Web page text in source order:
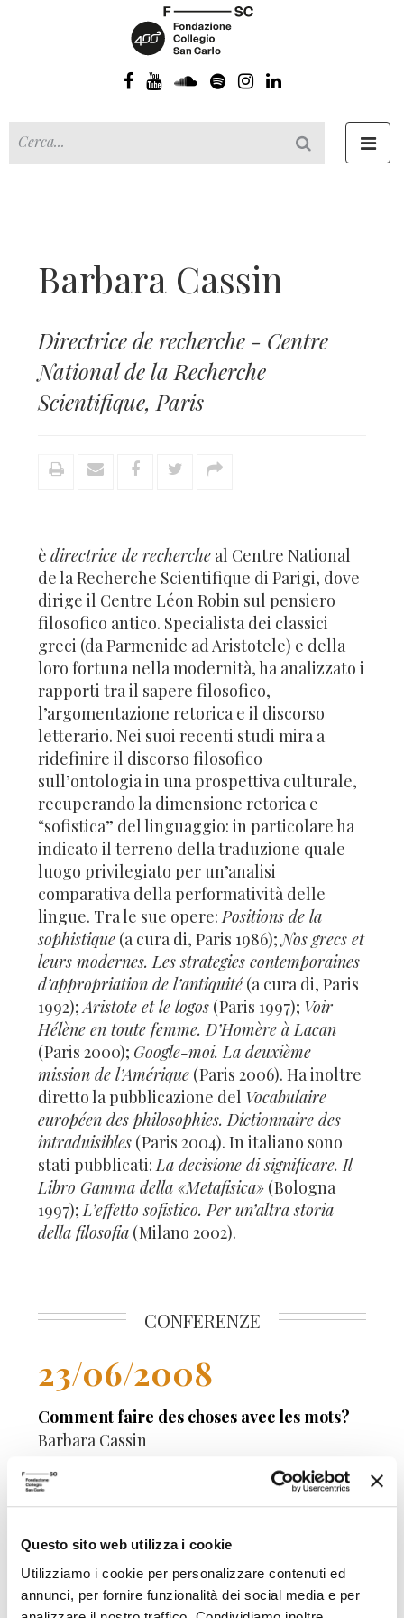
Questo sito web utilizza i cookie
Utilizziamo i cookie per personalizzare contenuti ed
annunci, per fornire funzionalità dei social media e per
Barbara Cassin
Directrice de recherche - Centre
National de la Recherche
Scientifique, Paris
è directrice de recherche al Centre National
de la Recherche Scientifique di Parigi, dove
dirige il Centre Léon Robin sul pensiero
filosofico antico. Specialista dei classici
greci (da Parmenide ad Aristotele) e della
loro fortuna nella modernità, ha analizzato i
rapporti tra il sapere filosofico,
l’argomentazione retorica e il discorso
letterario. Nei suoi recenti studi mira a
ridefinire il discorso filosofico
sull’ontologia in una prospettiva culturale,
recuperando la dimensione retorica e
“sofistica” del linguaggio: in particolare ha
indicato il terreno della traduzione quale
luogo privilegiato per un’analisi
comparativa della performatività delle
lingue. Tra le sue opere:Positions de la
sophistique (a cura di, Paris 1986);Nos grecs et
leurs modernes. Les strategies contemporaines
d’appropriation de l’antiquité(a cura di, Paris
1992);Aristote et le logos (Paris 1997); Voir
Hélène en toute femme. D’Homère à Lacan
(Paris 2000); Google-moi. La deuxième
mission de l’Amérique (Paris 2006). Ha inoltre
diretto la pubblicazione del Vocabulaire
européen des philosophies. Dictionnaire des
intraduisibles (Paris 2004). In italiano sono
stati pubblicati:La decisione di significare. Il
Libro Gamma della «Metafisica» (Bologna
1997);L’effetto sofistico. Per un’altra storia
della filosofia (Milano 2002).
CONFERENZE
23/06/2008
Comment faire des choses avec les mots?
Barbara Cassin
Scuola Alti Studi